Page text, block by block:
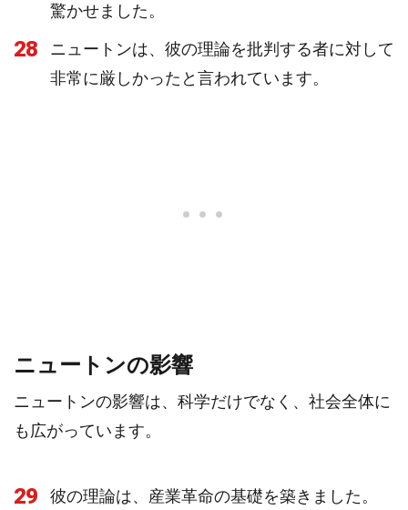
驚かせました。
28
ニュートンは、彼の理論を批判する者に対して
非常に厳しかったと言われています。
ニュートンの影響
ニュートンの影響は、科学だけでなく、社会全体に
も広がっています。
29 彼の理論は、産業革命の基礎を築きました。